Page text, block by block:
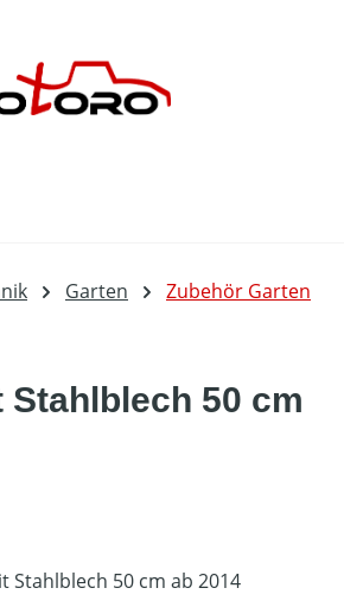
Garten Zubehör Garten
Stahlblech 50 cm